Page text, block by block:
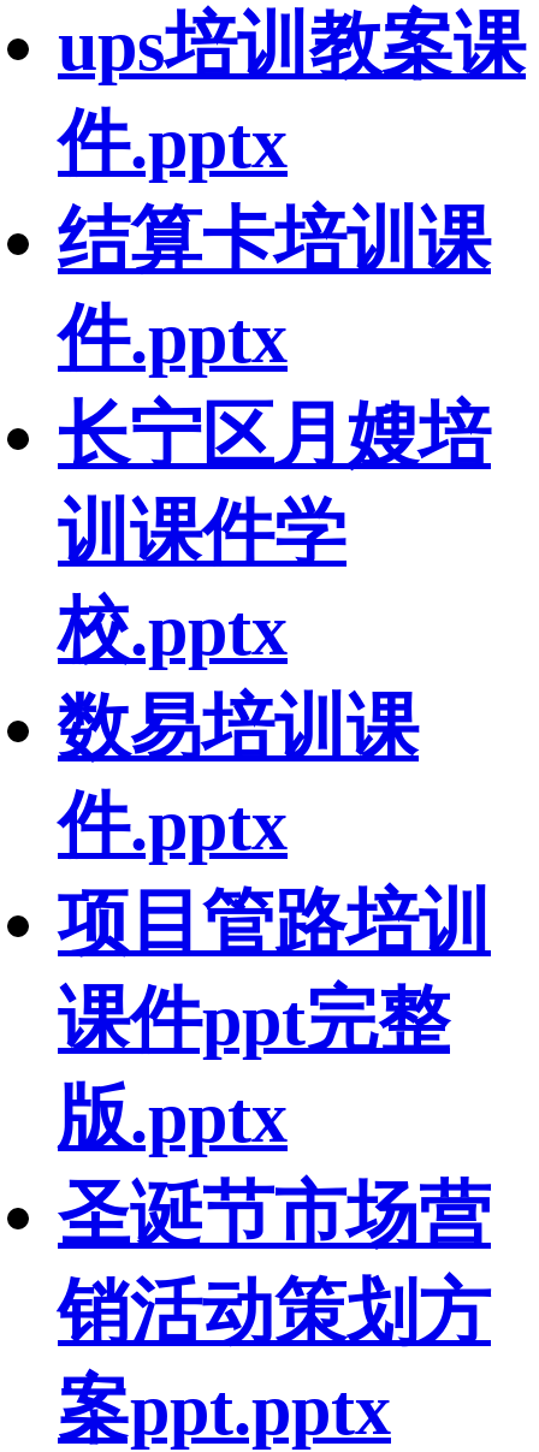
ups培训教案课
件.pptx
结算卡培训课
件.pptx
长宁区月嫂培
训课件学
校.pptx
数易培训课
件.pptx
项目管路培训
课件ppt完整
版.pptx
圣诞节市场营
销活动策划方
案ppt.pptx